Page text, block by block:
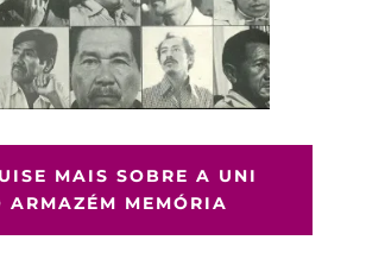
MAIS SOBRE A UNI
ARMAZÉM MEMÓRIA